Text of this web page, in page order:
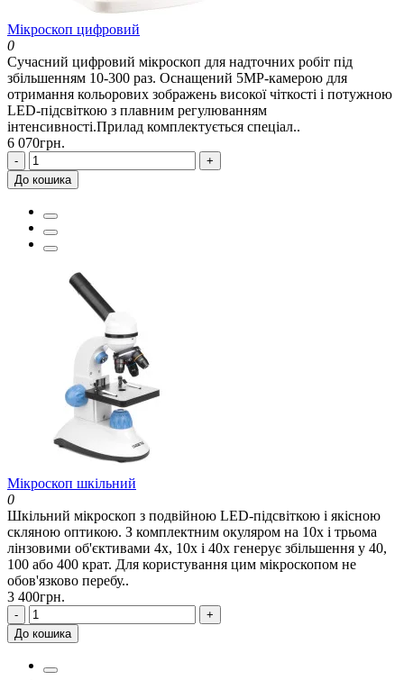
Мікроскоп цифровий
0
Сучасний цифровий мікроскоп для надточних робіт під
збільшенням 10-300 раз. Оснащений 5MP-камерою для
отримання кольорових зображень високої чіткості і потужною
LED-підсвіткою з плавним регулюванням
інтенсивності.Прилад комплектується спеціал..
6 070грн.
-
+
До кошика
Мікроскоп шкільний
0
Шкільний мікроскоп з подвійною LED-підсвіткою і якісною
скляною оптикою. З комплектним окуляром на 10x і трьома
лінзовими об'єктивами 4x, 10x і 40x генерує збільшення у 40,
100 або 400 крат. Для користування цим мікроскопом не
обов'язково перебу..
3 400грн.
-
+
До кошика